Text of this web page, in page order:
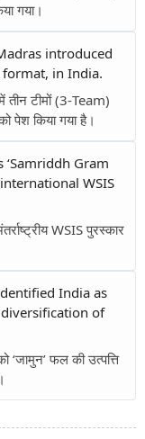
गया।
introduced
format, in India.
तीन टीमों (3-Team)
पेश किया गया है।
‘Samriddh Gram
WSIS
WSIS पुरस्कार
India as
of
फल की उत्पत्ति